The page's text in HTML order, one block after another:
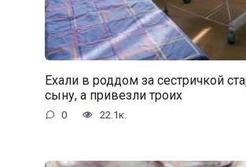
Ехали в роддом за сестричкой
сыну, а привезли троих
0 22.1к.